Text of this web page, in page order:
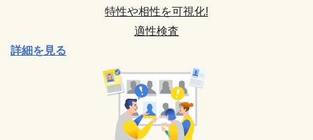
特性や相性を可視化!
適性検査
詳細を見る